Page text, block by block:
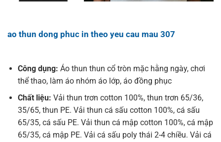
ao thun dong phuc in theo yeu cau mau 307
Công dụng: Áo thun thun cổ tròn mặc hằng ngày, chơi
thể thao, làm áo nhóm áo lớp, áo đồng phục
Chất liệu: Vải thun trơn cotton 100%, thun trơn 65/36,
35/65, thun PE. Vải thun cá sấu cotton 100%, cá sấu
65/35, cá sấu PE. Vải thun cá mập cotton 100%, cá mập
65/35, cá mập PE. Vải cá sấu poly thái 2-4 chiều. Vải cá